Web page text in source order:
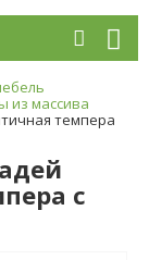
из массива
темпера
с